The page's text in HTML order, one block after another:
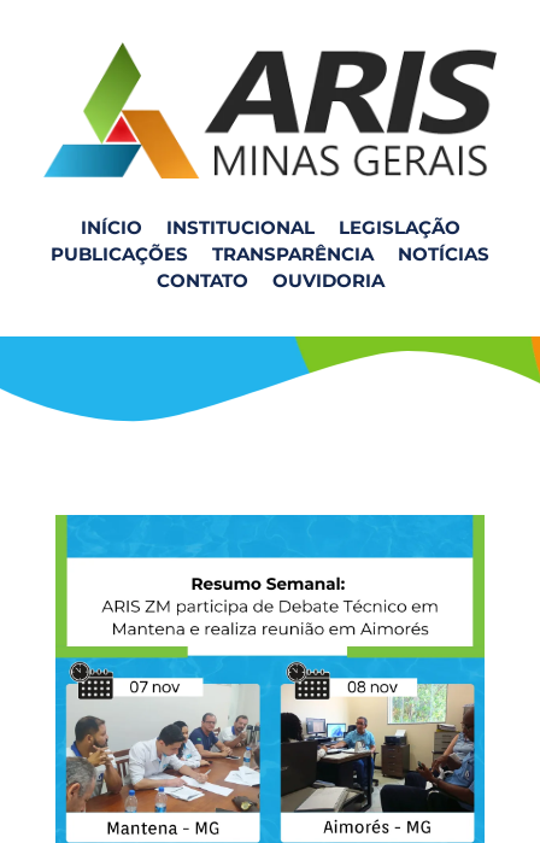
INÍCIO INSTITUCIONAL
LEGISLAÇÃO
PUBLICAÇÕES
TRANSPARÊNCIA
NOTÍCIAS
CONTATO
OUVIDORIA
Resumo Semanal ARIS